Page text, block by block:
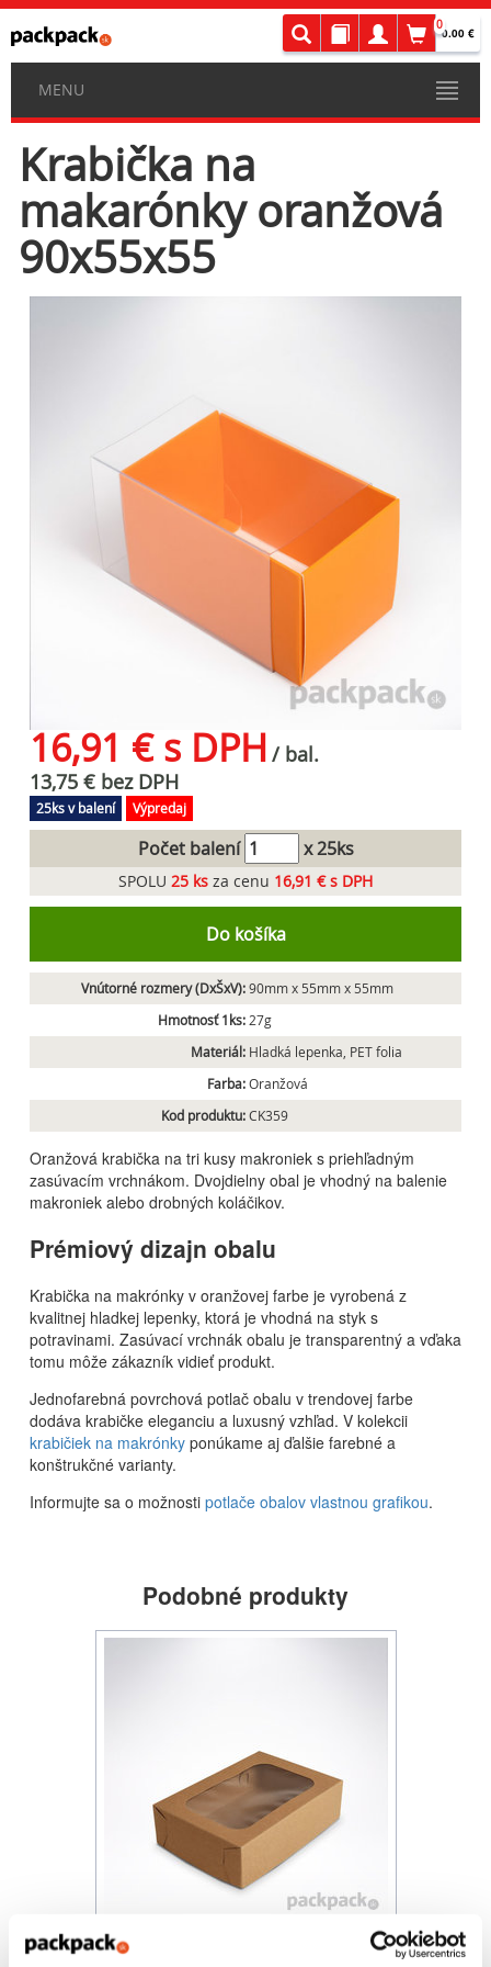
0
0.00 €
MENU
Krabička na
makarónky oranžová
90x55x55
16,91 € s DPH / bal.
13,75 € bez DPH
25ks v balení Výpredaj
Počet balení x 25ks
SPOLU 25 ks za cenu 16,91 € s DPH
Do košíka
Vnútorné rozmery (DxŠxV):90mm x 55mm x 55mm
Hmotnosť 1ks: 27g
Materiál: Hladká lepenka, PET folia
Farba:Oranžová
Kod produktu:CK359
Oranžová krabička na tri kusy makroniek s priehľadným
zasúvacím vrchnákom. Dvojdielny obal je vhodný na balenie
makroniek alebo drobných koláčikov.
Prémiový dizajn obalu
Krabička na makrónky v oranžovej farbe je vyrobená z
kvalitnej hladkej lepenky, ktorá je vhodná na styk s
potravinami. Zasúvací vrchnák obalu je transparentný a vďaka
tomu môže zákazník vidieť produkt.
Jednofarebná povrchová potlač obalu v trendovej farbe
dodáva krabičke eleganciu a luxusný vzhľad. V kolekcii
krabičiek na makrónky ponúkame aj ďalšie farebné a
konštrukčné varianty.
Informujte sa o možnosti potlače obalov vlastnou grafikou.
Podobné produkty